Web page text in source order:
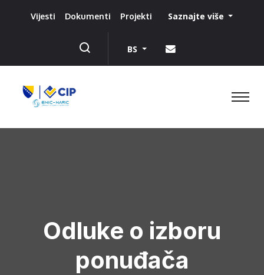
Vijesti Dokumenti Projekti Saznajte više
BS
Odluke o izboru
ponuđača